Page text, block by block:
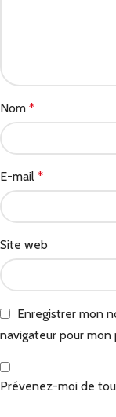
Nom *
E-mail *
Site web
Enregistrer mon
navigateur pour mon
Prévenez-moi de